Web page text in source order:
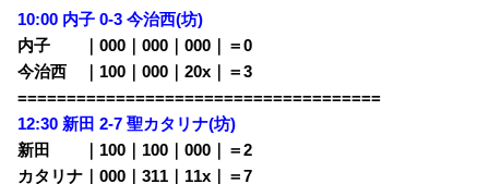
10:00 内子 0-3今治西(坊)
内子
｜000｜000｜000｜＝0
今治西 ｜100｜000｜20x｜＝3
=====================================
12:30 新田 2-7聖カタリナ(坊)
新田
｜100｜100｜000｜＝2
カタリナ｜000｜311｜11x｜＝7